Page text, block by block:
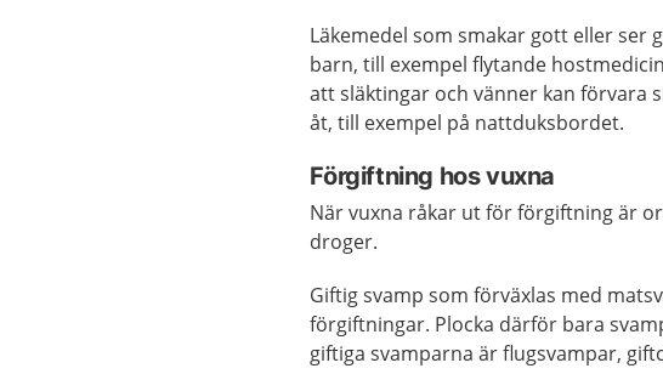
Läkemedel som smakar gott eller ser
barn, till exempel flytande
att släktingar och vänner kan förvara
åt, till exempel på nattduksbordet.
Förgiftning hos vuxna
När vuxna råkar ut för förgiftning är
droger.
Giftig svamp som förväxlas med
förgiftningar. Plocka därför bara
giftiga svamparna är flugsvampar,